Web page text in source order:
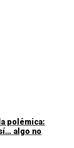
polémica:
algo no